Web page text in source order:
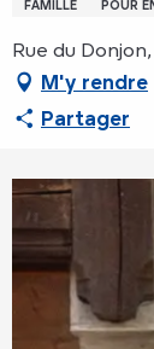
FAMILLE POUR
Rue du
M'y rendre
Partager